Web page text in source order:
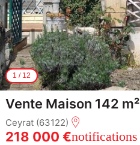
1 / 12
Vente Maison 142 m²
Ceyrat (63122)
218 000 €notifications